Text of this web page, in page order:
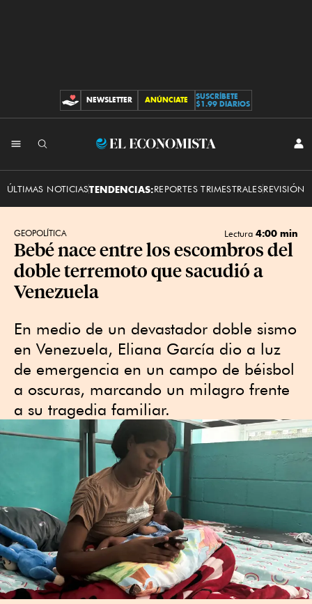
CONTRIBUCIONES
NEWSLETTER ANÚNCIATE
SUSCRÍBETE
$1.99 DIARIOS
El
ÚLTIMAS NOTICIASTENDENCIAS:REPORTES TRIMESTRALESREVISIÓN
GEOPOLÍTICA Lectura 4:00 min
Bebé nace entre los escombros del
doble terremoto que sacudió a
Venezuela
En medio de un devastador doble sismo
en Venezuela, Eliana García dio a luz
de emergencia en un campo de béisbol
a oscuras, marcando un milagro frente
a su tragedia familiar.